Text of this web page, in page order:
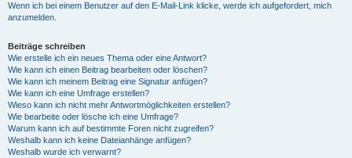
Wenn ich bei einem Benutzer auf den E-Mail-Link klicke, werde ich aufgefordert, mich
anzumelden.
Beiträge schreiben
Wie erstelle ich ein neues Thema oder eine Antwort?
Wie kann ich einen Beitrag bearbeiten oder löschen?
Wie kann ich meinem Beitrag eine Signatur anfügen?
Wie kann ich eine Umfrage erstellen?
Wieso kann ich nicht mehr Antwortmöglichkeiten erstellen?
Wie bearbeite oder lösche ich eine Umfrage?
Warum kann ich auf bestimmte Foren nicht zugreifen?
Weshalb kann ich keine Dateianhänge anfügen?
Weshalb wurde ich verwarnt?